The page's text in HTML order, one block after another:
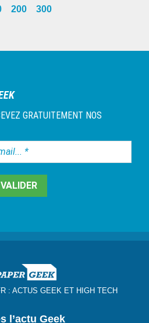
200 300
GRATUITEMENT NOS
: ACTUS GEEK ET HIGH TECH
l’actu Geek